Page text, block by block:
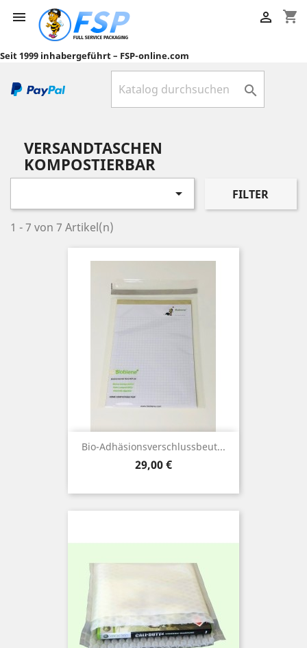
 shopping_cart

Seit 1999 inhabergeführt – FSP-online.com

VERSANDTASCHEN
KOMPOSTIERBAR
 FILTER
1 - 7 von 7 Artikel(n)
Bio-Adhäsionsverschlussbeut...
Preis
29,00 €